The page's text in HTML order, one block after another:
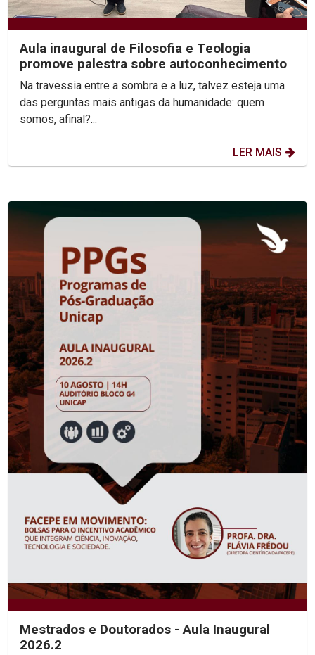
Aula inaugural de Filosofia e Teologia
promove palestra sobre autoconhecimento
Na travessia entre a sombra e a luz, talvez esteja uma
das perguntas mais antigas da humanidade: quem
somos, afinal?...
LER MAIS
Mestrados e Doutorados - Aula Inaugural
2026.2